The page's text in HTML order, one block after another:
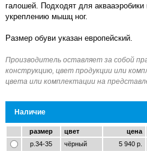
галошей. Подходят для
укреплению мышц ног.
Размер обуви указан европейский.
Наличие
размер цвет цена
р.34-35
чёрный 5 940 р.